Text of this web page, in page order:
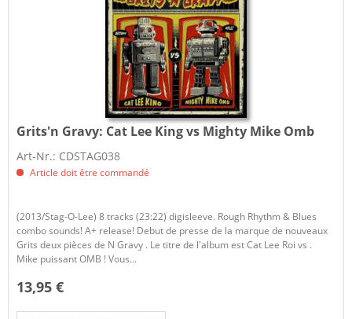
Grits'n Gravy: Cat Lee King vs Mighty Mike Omb
Art-Nr.: CDSTAG038
Article doit être commandé
(2013/Stag-O-Lee) 8 tracks (23:22) digisleeve. Rough Rhythm & Blues
combo sounds! A+ release! Debut de presse de la marque de nouveaux
Grits deux pièces de N Gravy . Le titre de l'album est Cat Lee Roi vs .
Mike puissant OMB ! Vous...
13,95 €